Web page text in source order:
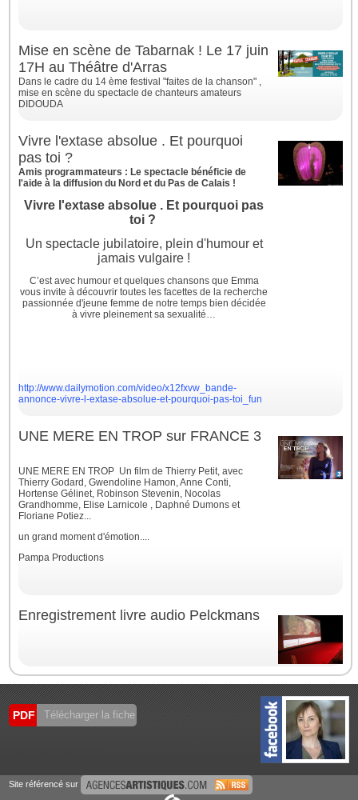
Mise en scène de Tabarnak ! Le 17 juin
17H au Théâtre d'Arras
Dans le cadre du 14 ème festival "faites de la chanson" ,
mise en scène du spectacle de chanteurs amateurs
DIDOUDA
Vivre l'extase absolue . Et pourquoi
pas toi ?
Amis programmateurs : Le spectacle bénéficie de
l'aide à la diffusion du Nord et du Pas de Calais !
Vivre l'extase absolue . Et pourquoi pas
toi ?
Un spectacle jubilatoire, plein d'humour et
jamais vulgaire !
C’est avec humour et quelques chansons que Emma
vous invite à découvrir toutes les facettes de la recherche
passionnée d'jeune femme de notre temps bien décidée
à vivre pleinement sa sexualité…
http://www.dailymotion.com/video/x12fxvw_bande-
annonce-vivre-l-extase-absolue-et-pourquoi-pas-toi_fun
UNE MERE EN TROP sur FRANCE 3
UNE MERE EN TROP Un film de Thierry Petit, avec
Thierry Godard, Gwendoline Hamon, Anne Conti,
Hortense Gélinet, Robinson Stevenin, Nocolas
Grandhomme, Elise Larnicole , Daphné Dumons et
Floriane Potiez...
un grand moment d'émotion....
Pampa Productions
Enregistrement livre audio Pelckmans
PDF Télécharger la fiche
Site référencé sur